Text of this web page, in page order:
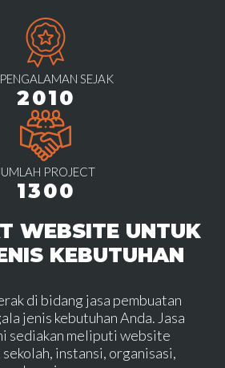
SEJAK
2010
PROJECT
1300
WEBSITE UNTUK
KEBUTUHAN
di bidang jasa pembuatan
jenis kebutuhan Anda. Jasa
sediakan meliputi website
instansi, organisasi,